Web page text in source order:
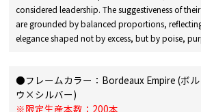
considered leadership. The suggestiveness of
are grounded by balanced proportions,
elegance shaped not by excess, but by poise,
●フレームカラー：Bordeaux Empire (ボ
ウ×シルバー)
※限定生産本数：200本